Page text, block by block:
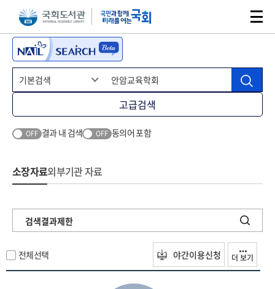
본문 바로가기주메뉴 바로가기
고급검색
OFF 결과 내 검색 OFF 동의어 포함
소장자료외부기관 자료
검색결과제한
전체선택 야간이용신청 더 보기